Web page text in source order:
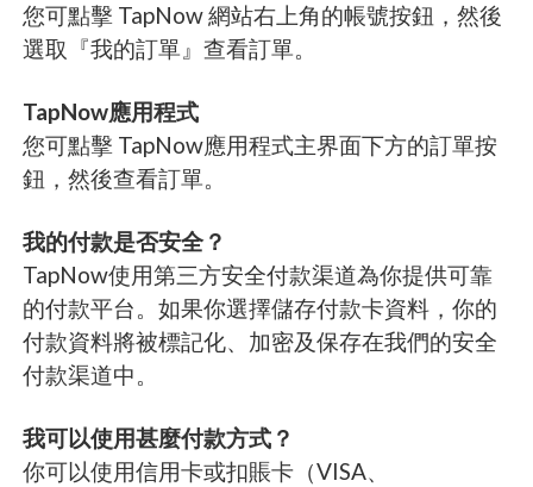
您可點擊 TapNow 網站右上角的帳號按鈕，然後
選取『我的訂單』查看訂單。
TapNow應用程式
您可點擊 TapNow應用程式主界面下方的訂單按
鈕，然後查看訂單。
我的付款是否安全？
TapNow使用第三方安全付款渠道為你提供可靠
的付款平台。如果你選擇儲存付款卡資料，你的
付款資料將被標記化、加密及保存在我們的安全
付款渠道中。
我可以使用甚麼付款方式？
你可以使用信用卡或扣賬卡（VISA、